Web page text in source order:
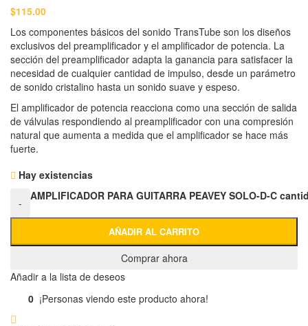
$115.00
Los componentes básicos del sonido TransTube son los diseños
exclusivos del preamplificador y el amplificador de potencia. La
sección del preamplificador adapta la ganancia para satisfacer la
necesidad de cualquier cantidad de impulso, desde un parámetro
de sonido cristalino hasta un sonido suave y espeso.
El amplificador de potencia reacciona como una sección de salida
de válvulas respondiendo al preamplificador con una compresión
natural que aumenta a medida que el amplificador se hace más
fuerte.
Hay existencias
-
AMPLIFICADOR PARA GUITARRA PEAVEY SOLO-D-C
AÑADIR AL CARRITO
Comprar ahora
Añadir a la lista de deseos
0 ¡Personas viendo este producto ahora!